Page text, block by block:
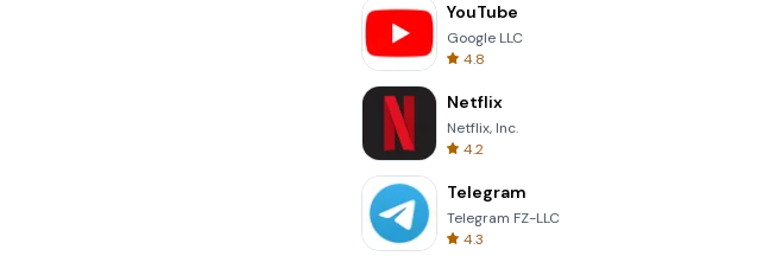
YouTube
Google LLC
4.8
Netflix
Netflix, Inc.
4.2
Telegram
Telegram FZ-LLC
4.3